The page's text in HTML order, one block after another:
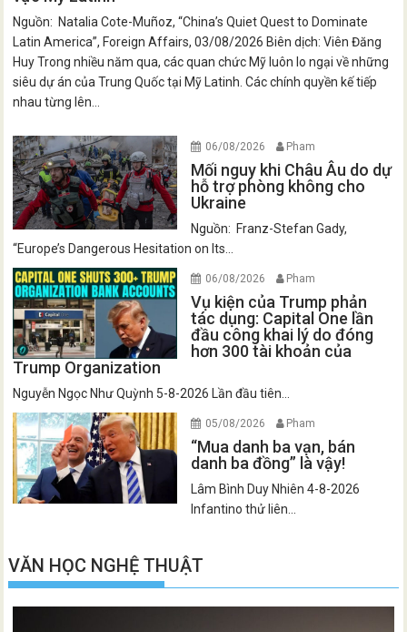
Nguồn: Natalia Cote-Muñoz, “China’s Quiet Quest to Dominate
Latin America”, Foreign Affairs, 03/08/2026 Biên dịch: Viên Đăng
Huy Trong nhiều năm qua, các quan chức Mỹ luôn lo ngại về những
siêu dự án của Trung Quốc tại Mỹ Latinh. Các chính quyền kế tiếp
nhau từng lên...
06/08/2026 Pham
Mối nguy khi Châu Âu do dự
hỗ trợ phòng không cho
Ukraine
Nguồn: Franz-Stefan Gady,
“Europe’s Dangerous Hesitation on Its...
06/08/2026 Pham
Vụ kiện của Trump phản
tác dụng: Capital One lần
đầu công khai lý do đóng
hơn 300 tài khoản của
Trump Organization
Nguyễn Ngọc Như Quỳnh 5-8-2026 Lần đầu tiên...
05/08/2026 Pham
“Mua danh ba vạn, bán
danh ba đồng” là vậy!
Lâm Bình Duy Nhiên 4-8-2026
Infantino thử liên...
VĂN HỌC NGHỆ THUẬT